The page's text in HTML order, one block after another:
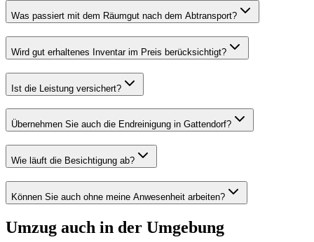
Was passiert mit dem Räumgut nach dem Abtransport?
Wird gut erhaltenes Inventar im Preis berücksichtigt?
Ist die Leistung versichert?
Übernehmen Sie auch die Endreinigung in Gattendorf?
Wie läuft die Besichtigung ab?
Können Sie auch ohne meine Anwesenheit arbeiten?
Umzug auch in der Umgebung